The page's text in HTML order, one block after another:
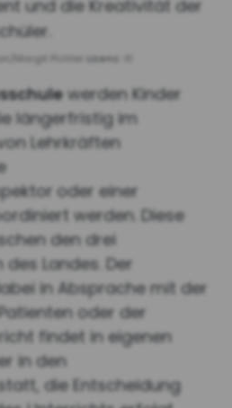
und die Kreativität der
Margit Pichler Lizenz:
werden Kinder
längerfristig im
Lehrkräften
oder einer
werden. Diese
den drei
Landes. Der
in Absprache mit der
oder der
findet in eigenen
in den
die Entscheidung